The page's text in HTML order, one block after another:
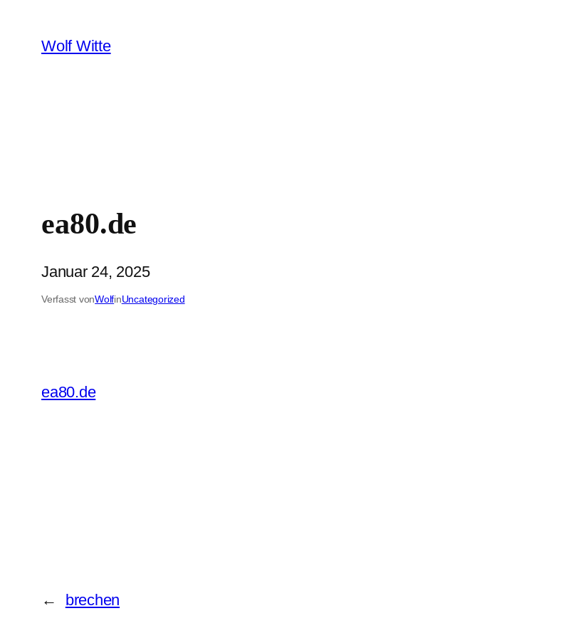
Inhalt
springen
Wolf Witte
ea80.de
Januar 24, 2025
Verfasst vonWolfinUncategorized
ea80.de
← brechen